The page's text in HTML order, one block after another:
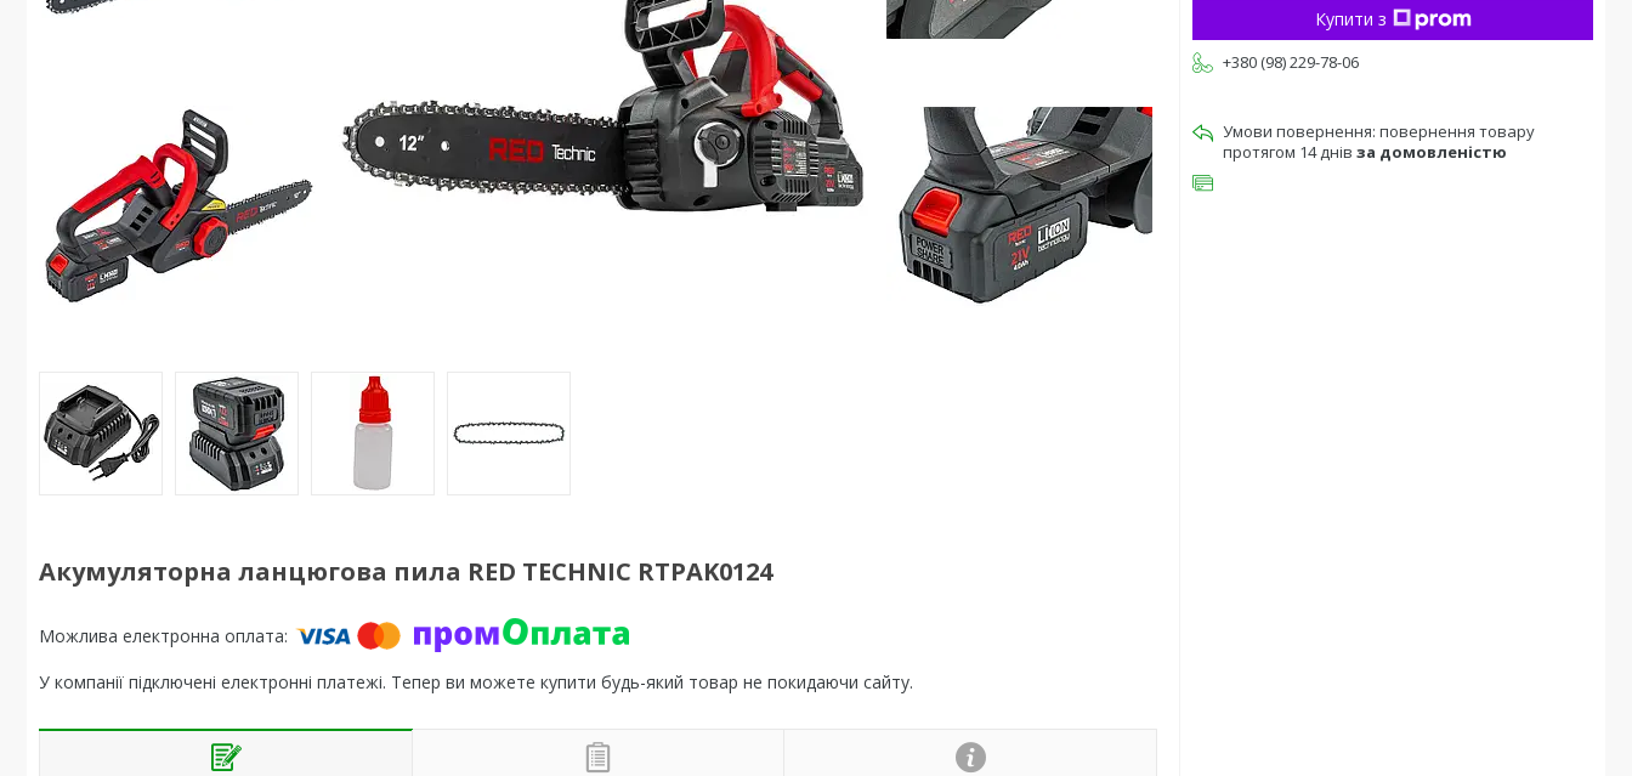
Акумуляторна ланцюгова пила RED TECHNIC RTPAK0124
У компанії підключені електронні платежі. Тепер ви можете купити будь-який товар не покидаючи сайту.
Купити з
+380 (98) 229-78-06
повернення товару
протягом 14 днів за домовленістю